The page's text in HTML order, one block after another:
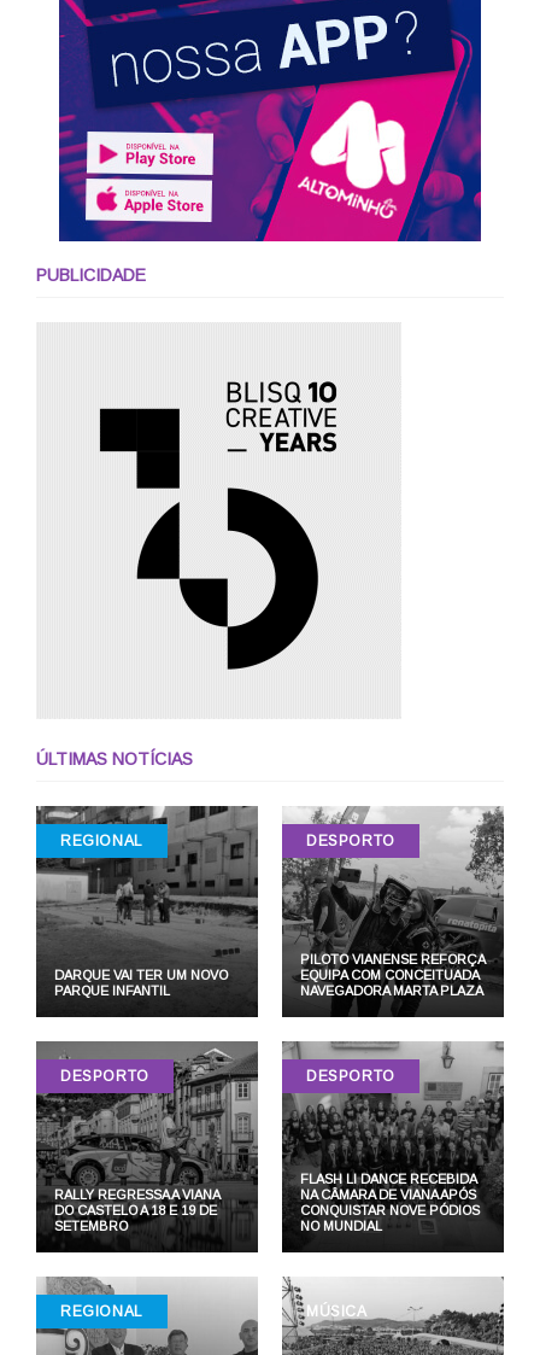
PUBLICIDADE
ÚLTIMAS NOTÍCIAS
REGIONAL
DARQUE VAI TER UM NOVO
PARQUE INFANTIL
DESPORTO
PILOTO VIANENSE REFORÇA
EQUIPA COM CONCEITUADA
NAVEGADORA MARTA PLAZA
DESPORTO
RALLY REGRESSA A VIANA
DO CASTELO A 18 E 19 DE
SETEMBRO
DESPORTO
FLASH LI DANCE RECEBIDA
NA CÂMARA DE VIANA APÓS
CONQUISTAR NOVE PÓDIOS
NO MUNDIAL
REGIONAL MÚSICA